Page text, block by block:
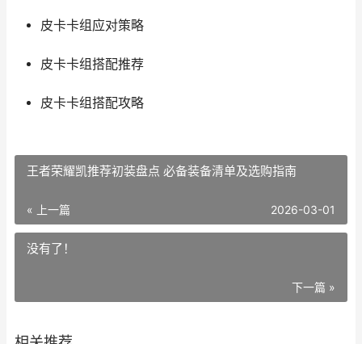
皮卡卡组应对策略
皮卡卡组搭配推荐
皮卡卡组搭配攻略
王者荣耀凯推荐初装盘点 必备装备清单及选购指南
« 上一篇 2026-03-01
没有了！
下一篇 »